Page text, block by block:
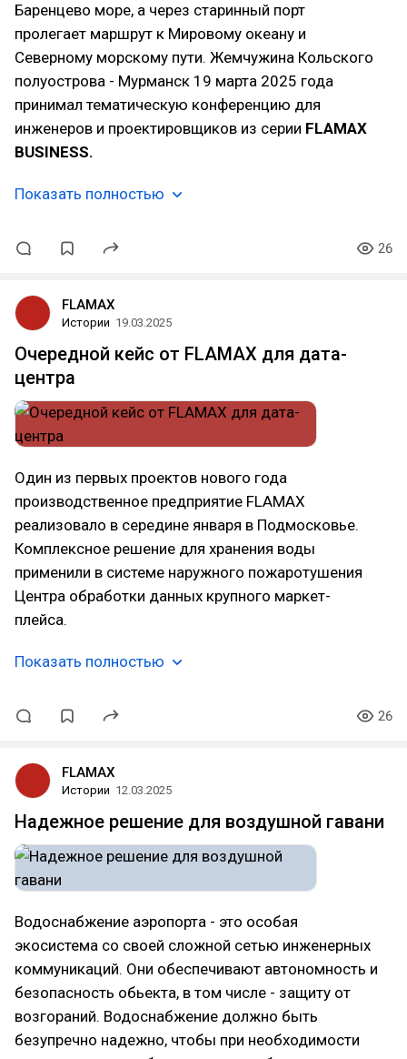
Баренцево море, а через старинный порт
пролегает маршрут к Мировому океану и
Северному морскому пути. Жемчужина Кольского
полуострова - Мурманск 19 марта 2025 года
принимал тематическую конференцию для
инженеров и проектировщиков из серии FLAMAX
BUSINESS.
Показать полностью
26
FLAMAX
Истории 19.03.2025
Очередной кейс от FLAMAX для дата-
центра
Один из первых проектов нового года
производственное предприятие FLAMAX
реализовало в середине января в Подмосковье.
Комплексное решение для хранения воды
применили в системе наружного пожаротушения
Центра обработки данных крупного маркет-
плейса.
Показать полностью
26
FLAMAX
Истории 12.03.2025
Надежное решение для воздушной гавани
Водоснабжение аэропорта - это особая
экосистема со своей сложной сетью инженерных
коммуникаций. Они обеспечивают автономность и
безопасность обьекта, в том числе - защиту от
возгораний. Водоснабжение должно быть
безупречно надежно, чтобы при необходимости